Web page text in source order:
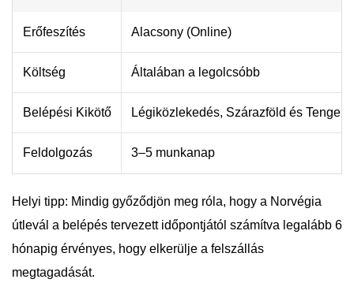
Erőfeszítés Alacsony (Online)
Költség Általában a legolcsóbb
Belépési Kikötő Légiközlekedés, Szárazföld és Tenger
Feldolgozás 3–5 munkanap
Helyi tipp: Mindig győződjön meg róla, hogy a Norvégia
útlevál a belépés tervezett időpontjától számítva legalább 6
hónapig érvényes, hogy elkerülje a felszállás
megtagadását.